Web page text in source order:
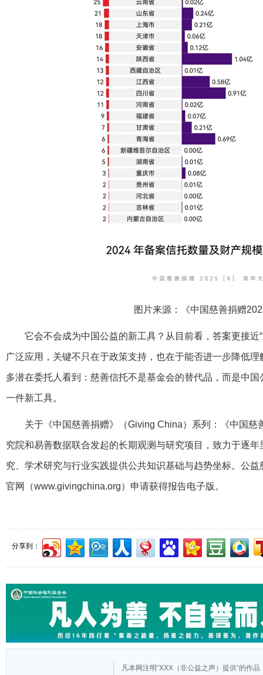
图片来源：《中国慈善捐赠
它会不会成为中国公益的新工具？从目前看，答案更接近
广泛应用，关键不只在于政策支持，也在于能否进一步降低
多潜在委托人看到：慈善信托不是基金会的替代品，而是中
一件新工具。
关于《中国慈善捐赠》（Giving China）系列：《中国慈
究院和易善数据联合发起的长期观测与研究项目，致力于逐
究、学术研究与行业实践提供公共知识基础与趋势坐标。公
官网（www.givingchina.org）申请获得报告电子版。
分享到：
凡本网注明“XXX（非公益之声）提供”的作